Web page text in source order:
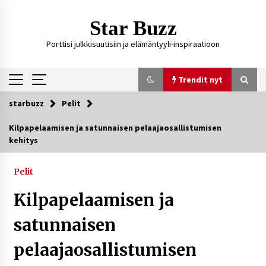
Star Buzz
Porttisi julkkisuutisiin ja elämäntyyli-inspiraatioon
Trendit nyt
Trendit nyt
Ali Leiniö vankila – mitä väitteistä tiedetään?
Matti Koivisto toimittaja ikä – mitä Ylen
starbuzz Pelit
Kilpapelaamisen ja satunnaisen pelaajaosallistumisen
kehitys
Pelit
Kilpapelaamisen ja
satunnaisen
pelaajaosallistumisen